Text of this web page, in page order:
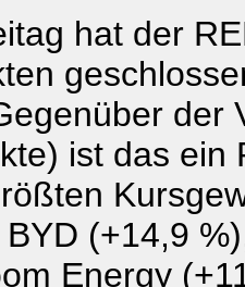
hat der
der
ist das ein
(+14,9
Energy